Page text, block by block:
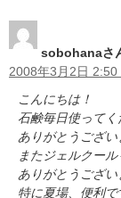
sobohanaさ
2008年3月2日 2:50
こんにちは！
石鹸毎日使ってく
ありがとうござ
またジェルクール
ありがとうござい
特に夏場、便利で